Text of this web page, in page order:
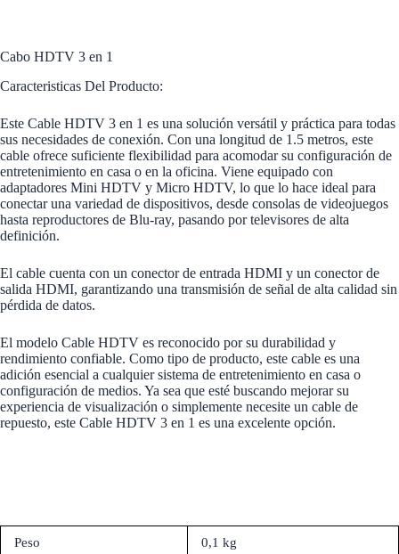
Cabo HDTV 3 en 1
Caracteristicas Del Producto:
Este Cable HDTV 3 en 1 es una solución versátil y práctica para todas
sus necesidades de conexión. Con una longitud de 1.5 metros, este
cable ofrece suficiente flexibilidad para acomodar su configuración de
entretenimiento en casa o en la oficina. Viene equipado con
adaptadores Mini HDTV y Micro HDTV, lo que lo hace ideal para
conectar una variedad de dispositivos, desde consolas de videojuegos
hasta reproductores de Blu-ray, pasando por televisores de alta
definición.
El cable cuenta con un conector de entrada HDMI y un conector de
salida HDMI, garantizando una transmisión de señal de alta calidad sin
pérdida de datos.
El modelo Cable HDTV es reconocido por su durabilidad y
rendimiento confiable. Como tipo de producto, este cable es una
adición esencial a cualquier sistema de entretenimiento en casa o
configuración de medios. Ya sea que esté buscando mejorar su
experiencia de visualización o simplemente necesite un cable de
repuesto, este Cable HDTV 3 en 1 es una excelente opción.
Peso 0,1 kg